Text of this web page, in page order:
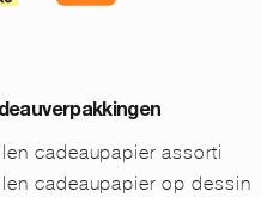
cadeaupapier assorti
cadeaupapier op dessin